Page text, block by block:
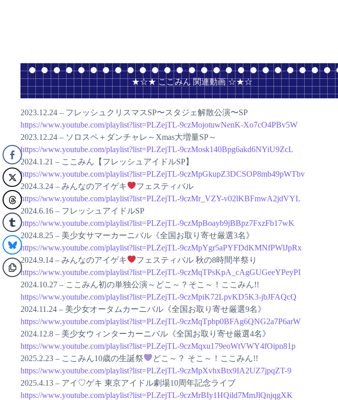
★☆★ ここみん 関連動画 ☆★☆
2023.12.24 – フレッシュクリスマスSP〜スタジェ解散公演〜SP
https://www.youtube.com/playlist?list=PLZejTL-9czMojotuwNenK-Xo7cO4PBv5W
2023.12.24 – ソロスペ＋ダンチャレ～Xmas大増量SP～
https://www.youtube.com/playlist?list=PLZejTL-9czMosk140Bpg6akd6NYiU9ZcL
2024.1.21 – ここみん【フレッシュアイドルSP】
https://www.youtube.com/playlist?list=PLZejTL-9czMpGkupZ3DCSOP8mb49pWTbv
2024.3.24 – みんなのアイゲキ
フェスティバル
https://www.youtube.com/playlist?list=PLZejTL-9czMr_VZY-v02lKBFmwA2jdVYL
2024.6.16 – フレッシュアイドルSP
https://www.youtube.com/playlist?list=PLZejTL-9czMpBoayb9jBBpz7FxzFb17wK
2024.8.25 – 美少女サマーカーニバル《全国お取り寄せ厳選3名》
https://www.youtube.com/playlist?list=PLZejTL-9czMpYgr5aPYFDdKMNfPWlJpRx
2024.9.14 – みんなのアイゲキ
フェスティバル 秋の8時間半祭り
https://www.youtube.com/playlist?list=PLZejTL-9czMqTPsKpA_cAgGUGeeYPeyPI
2024.10.27 – ここみん初の単独公演～どこ～？そこ～！ここみん!!
https://www.youtube.com/playlist?list=PLZejTL-9czMpiK72LpvKD5K3-jbJFAQcQ
2024.11.24 – 美少女オータムカーニバル《全国お取り寄せ厳選9名》
https://www.youtube.com/playlist?list=PLZejTL-9czMqTpbp0BFAg6QNG2a7P6arW
2024.12.8 – 美少女ウィンターカーニバル《全国お取り寄せ厳選4名》
https://www.youtube.com/playlist?list=PLZejTL-9czMqxu179eoWtVWY4fOipn81p
2025.2.23 – ここみん10歳の生誕祭
どこ～？ そこ～！ここみん!!
https://www.youtube.com/playlist?list=PLZejTL-9czMpXvhxBtx9IA2UZ7jpqZT-9
2025.4.13 – アイ♡ゲキ 東京アイドル劇場10周年記念ライブ
https://www.youtube.com/playlist?list=PLZejTL-9czMrBIy1HQild7MmJlQnjqgXK